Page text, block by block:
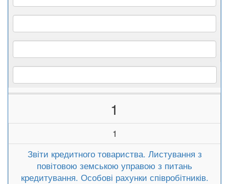
1
1
Звіти кредитного товариства. Листування з
повітовою земською управою з питань
кредитування. Особові рахунки співробітників.